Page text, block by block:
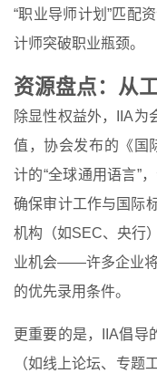
“职业导师计划”匹配
计师突破职业瓶颈。
资源盘点：从
除显性权益外，IIA为
值，协会发布的《国
计的“全球通用语言”
确保审计工作与国际
机构（如SEC、央行
业机会——许多企业将
的优先录用条件。
更重要的是，IIA倡导
（如线上论坛、专题